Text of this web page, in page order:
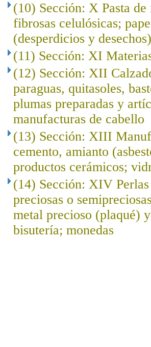
(10) Sección: X Pasta de
fibrosas celulósicas;
(desperdicios y
(11) Sección: XI
(12) Sección: XII
paraguas, quitasoles,
plumas preparadas y
manufacturas de cabello
(13) Sección: XIII
cemento, amianto
productos cerámicos;
(14) Sección: XIV
preciosas o
metal precioso (plaqué)
bisutería; monedas